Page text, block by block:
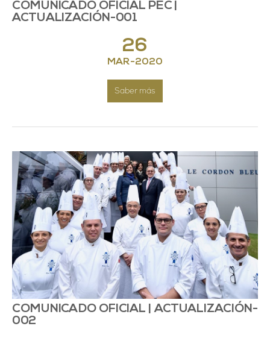
26
MAR-2020
Saber más
COMUNICADO OFICIAL PEC |
ACTUALIZACIÓN-001
COMUNICADO OFICIAL | ACTUALIZACIÓN-
002